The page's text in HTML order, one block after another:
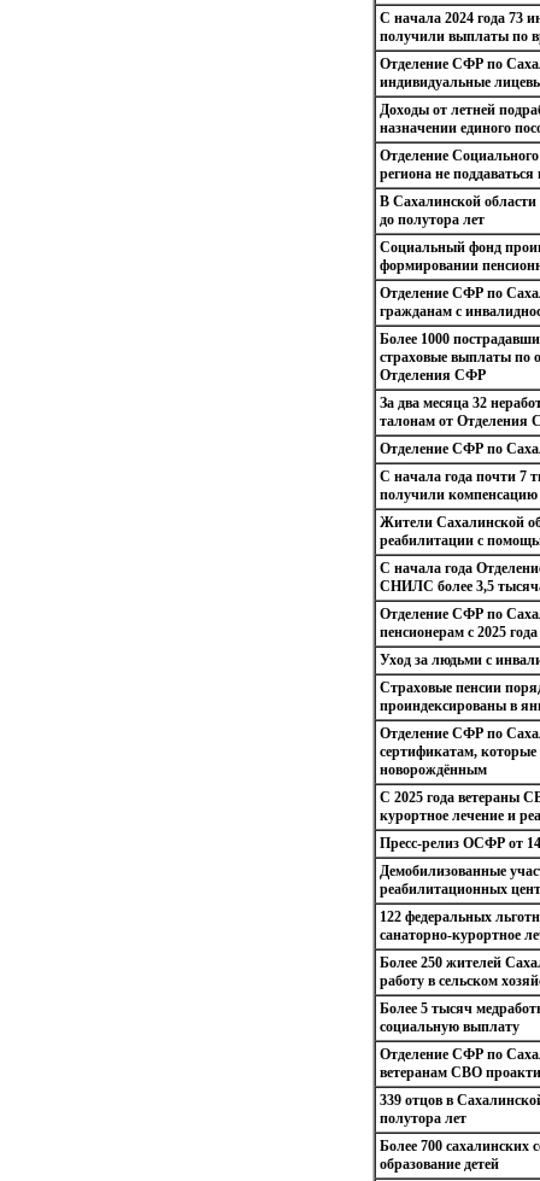
С начала 2024 года 73
получили выплаты по
Отделение СФР по
индивидуальные
Доходы от летней
назначении единого
Отделение
региона не
В Сахалинской области
до полутора лет
Социальный фонд
формировании
Отделение СФР по
гражданам с
Более 1000
страховые выплаты по
Отделения СФР
За два месяца 32
талонам от Отделения
Отделение СФР по
С начала года почти 7
получили компенсацию
Жители Сахалинской
реабилитации с
С начала года
СНИЛС более 3,5
Отделение СФР по
пенсионерам с 2025 года
Уход за людьми с
Страховые пенсии
проиндексированы в
Отделение СФР по
сертификатам,
новорождённым
С 2025 года ветераны
курортное лечение и
Пресс-релиз ОСФР от
Демобилизованные
реабилитационных
122 федеральных
санаторно-курортное
Более 250 жителей
работу в сельском
Более 5 тысяч
социальную выплату
Отделение СФР по
ветеранам СВО
339 отцов в
полутора лет
Более 700 сахалинских
образование детей